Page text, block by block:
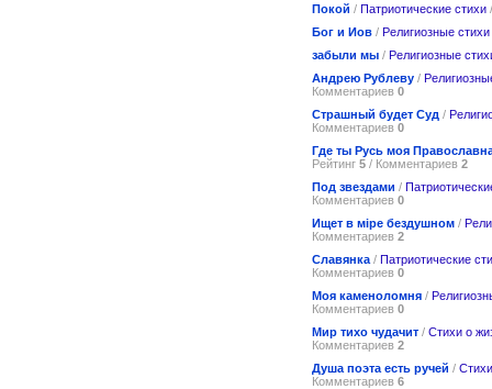
Покой / Патриотические стихи
Бог и Иов / Религиозные стихи
забыли мы / Религиозные
Андрею Рублеву /
Комментариев 0
Страшный будет Суд /
Комментариев 0
Где ты Русь моя
Рейтинг 5 / Комментариев 2
Под звездами /
Комментариев 0
Ищет в мiре бездушном /
Комментариев 2
Славянка / Патриотические
Комментариев 0
Моя каменоломня /
Комментариев 0
Мир тихо чудачит / Стихи о
Комментариев 2
Душа поэта есть ручей /
Комментариев 6